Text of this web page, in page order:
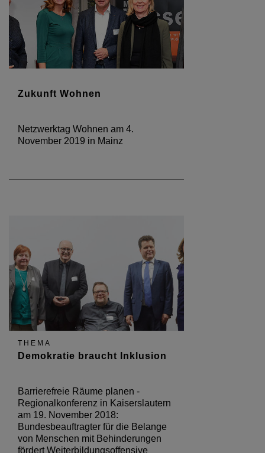
Zukunft Wohnen
Netzwerktag Wohnen am 4.
November 2019 in Mainz
THEMA
Demokratie braucht Inklusion
Barrierefreie Räume planen -
Regionalkonferenz in Kaiserslautern
am 19. November 2018:
Bundesbeauftragter für die Belange
von Menschen mit Behinderungen
fördert Weiterbildungsoffensive